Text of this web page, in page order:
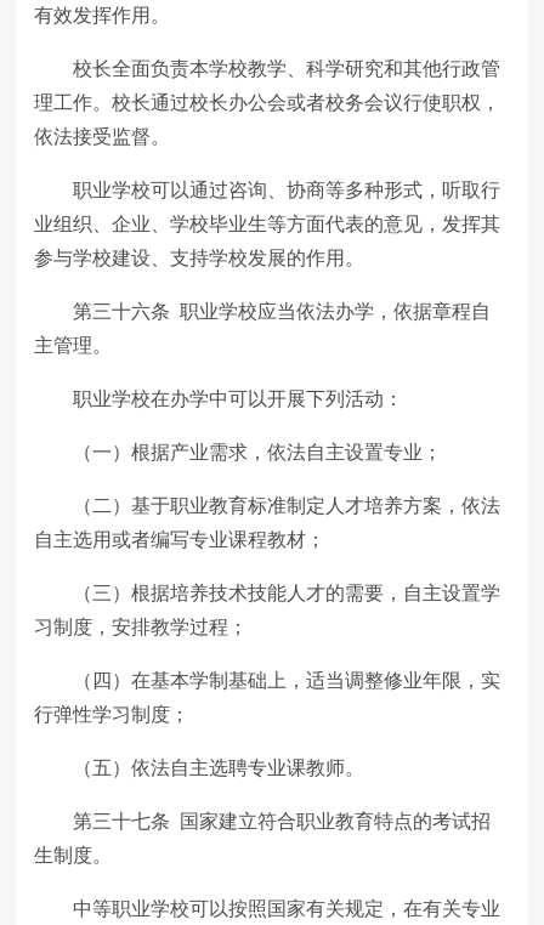
有效发挥作用。
校长全面负责本学校教学、科学研究和其他行政管
理工作。校长通过校长办公会或者校务会议行使职权，
依法接受监督。
职业学校可以通过咨询、协商等多种形式，听取行
业组织、企业、学校毕业生等方面代表的意见，发挥其
参与学校建设、支持学校发展的作用。
第三十六条 职业学校应当依法办学，依据章程自
主管理。
职业学校在办学中可以开展下列活动：
（一）根据产业需求，依法自主设置专业；
（二）基于职业教育标准制定人才培养方案，依法
自主选用或者编写专业课程教材；
（三）根据培养技术技能人才的需要，自主设置学
习制度，安排教学过程；
（四）在基本学制基础上，适当调整修业年限，实
行弹性学习制度；
（五）依法自主选聘专业课教师。
第三十七条 国家建立符合职业教育特点的考试招
生制度。
中等职业学校可以按照国家有关规定，在有关专业